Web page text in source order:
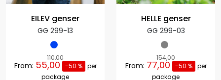
EILEV genser
GG 299-13
110,00
From: 55,00 -50 %
per
package
HELLE genser
GG 299-03
154,00
From: 77,00 -50 %
per
package